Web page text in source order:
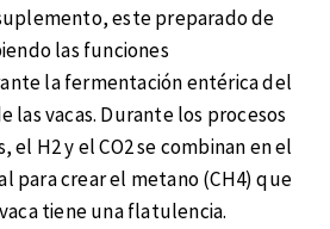
este preparado de
las funciones
la fermentación entérica del
las vacas. Durante los procesos
el H2 y el CO2 se combinan en el
para crear el metano (CH4) que
tiene una flatulencia.